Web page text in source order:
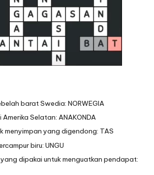
barat Swedia: NORWEGIA
Amerika Selatan: ANAKONDA
menyimpan yang digendong: TAS
biru: UNGU
dipakai untuk menguatkan pendapat: